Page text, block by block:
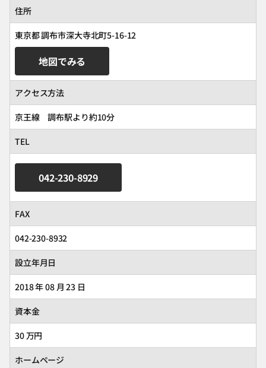
住所
東京都 調布市深大寺北町5-16-12
地図でみる
アクセス方法
京王線 調布駅より約10分
TEL
042-230-8929
FAX
042-230-8932
設立年月日
2018 年 08 月 23 日
資本金
30 万円
ホームページ